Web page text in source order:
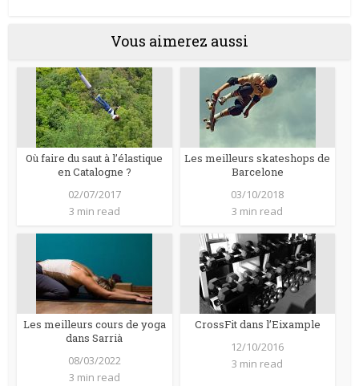
Vous aimerez aussi
Où faire du saut à l’élastique
en Catalogne ?
02/07/2017
3 min read
Les meilleurs skateshops de
Barcelone
03/10/2018
3 min read
Les meilleurs cours de yoga
dans Sarrià
08/03/2022
3 min read
CrossFit dans l’Eixample
12/10/2016
3 min read